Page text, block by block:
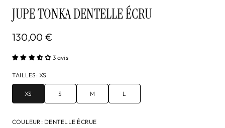
JUPE TONKA DENTELLE ÉCRU
130,00 €
3 avis
TAILLES :XS
XS S M L
COULEUR : DENTELLE ÉCRUE